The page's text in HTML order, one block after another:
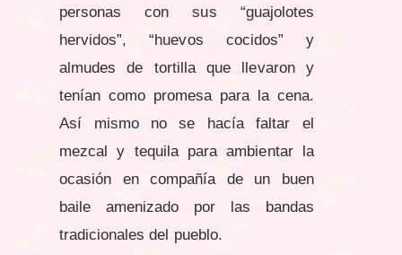
personas con sus “guajolotes
hervidos”, “huevos cocidos” y
almudes de tortilla que llevaron y
tenían como promesa para la cena.
Así mismo no se hacía faltar el
mezcal y tequila para ambientar la
ocasión en compañía de un buen
baile amenizado por las bandas
tradicionales del pueblo.